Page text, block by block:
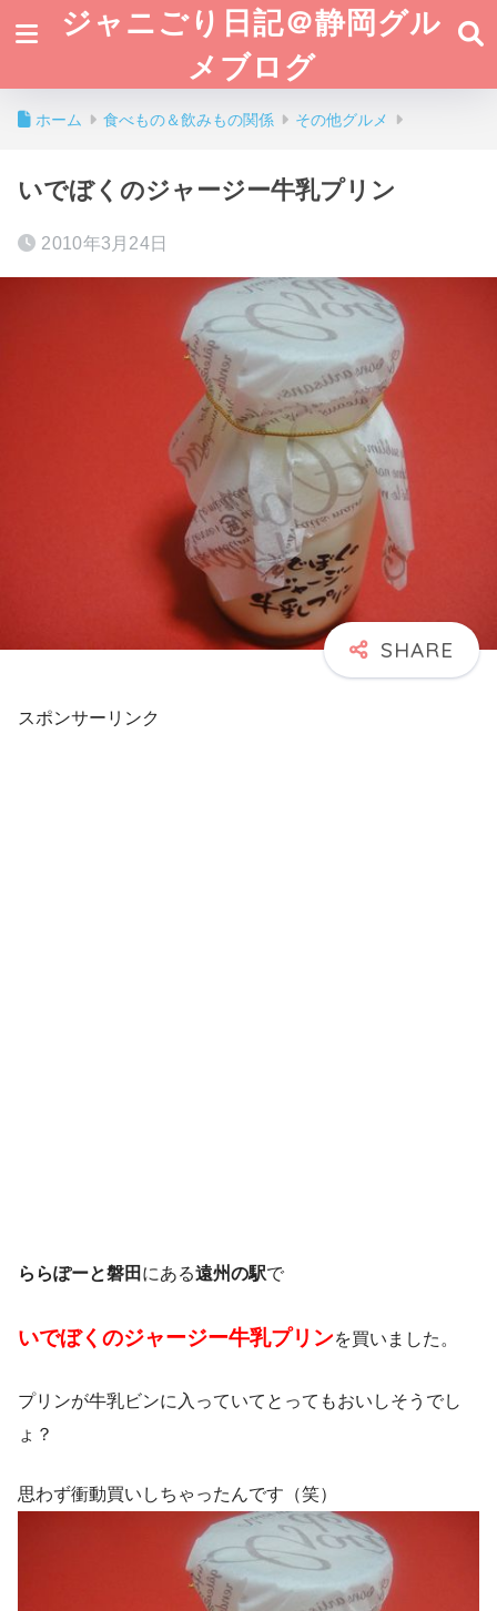
ジャニごり日記＠静岡グル
メブログ
ホーム 食べもの＆飲みもの関係 その他グルメ
いでぼくのジャージー牛乳プリン
2010年3月24日
スポンサーリンク
ららぽーと磐田 にある遠州の駅で
いでぼくのジャージー牛乳プリンを買いました。
プリンが牛乳ビンに入っていてとってもおいしそうでし
ょ？
思わず衝動買いしちゃったんです（笑）